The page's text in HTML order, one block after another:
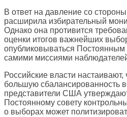
В ответ на давление со
расширила избирательный
Однако она противится
оценки итогов важнейших
опубликовываться
самими миссиями
Российские власти
большую сбалансированность
представители США
Постоянному совету
о выборах может